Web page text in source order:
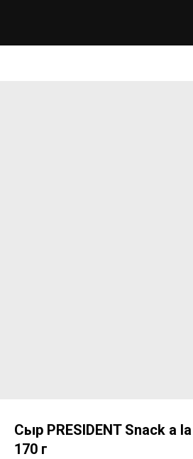
Сыр PRESIDENT Snack a
170 г